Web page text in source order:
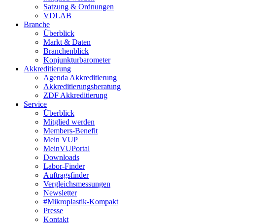
Satzung & Ordnungen
VDLAB
Branche
Überblick
Markt & Daten
Branchenblick
Konjunkturbarometer
Akkreditierung
Agenda Akkreditierung
Akkreditierungsberatung
ZDF Akkreditierung
Service
Überblick
Mitglied werden
Members-Benefit
Mein VUP
MeinVUPortal
Downloads
Labor-Finder
Auftragsfinder
Vergleichsmessungen
Newsletter
#Mikroplastik-Kompakt
Presse
Kontakt